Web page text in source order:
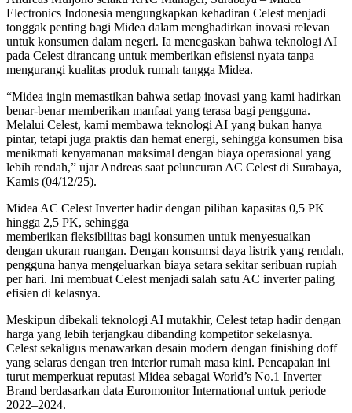
Electronics Indonesia mengungkapkan kehadiran Celest menjadi
tonggak penting bagi Midea dalam menghadirkan inovasi relevan
untuk konsumen dalam negeri. Ia menegaskan bahwa teknologi AI
pada Celest dirancang untuk memberikan efisiensi nyata tanpa
mengurangi kualitas produk rumah tangga Midea.
“Midea ingin memastikan bahwa setiap inovasi yang kami hadirkan
benar-benar memberikan manfaat yang terasa bagi pengguna.
Melalui Celest, kami membawa teknologi AI yang bukan hanya
pintar, tetapi juga praktis dan hemat energi, sehingga konsumen bisa
menikmati kenyamanan maksimal dengan biaya operasional yang
lebih rendah,” ujar Andreas saat peluncuran AC Celest di Surabaya,
Kamis (04/12/25).
Midea AC Celest Inverter hadir dengan pilihan kapasitas 0,5 PK
hingga 2,5 PK, sehingga
memberikan fleksibilitas bagi konsumen untuk menyesuaikan
dengan ukuran ruangan. Dengan konsumsi daya listrik yang rendah,
pengguna hanya mengeluarkan biaya setara sekitar seribuan rupiah
per hari. Ini membuat Celest menjadi salah satu AC inverter paling
efisien di kelasnya.
Meskipun dibekali teknologi AI mutakhir, Celest tetap hadir dengan
harga yang lebih terjangkau dibanding kompetitor sekelasnya.
Celest sekaligus menawarkan desain modern dengan finishing doff
yang selaras dengan tren interior rumah masa kini. Pencapaian ini
turut memperkuat reputasi Midea sebagai World’s No.1 Inverter
Brand berdasarkan data Euromonitor International untuk periode
2022–2024.